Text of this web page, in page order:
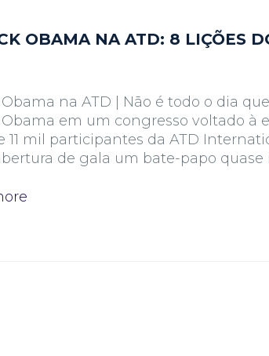
OBAMA NA ATD: 8 LIÇÕES
na ATD | Não é todo o dia
Obama em um congresso voltado à
11 mil participantes da ATD
de gala um bate-papo